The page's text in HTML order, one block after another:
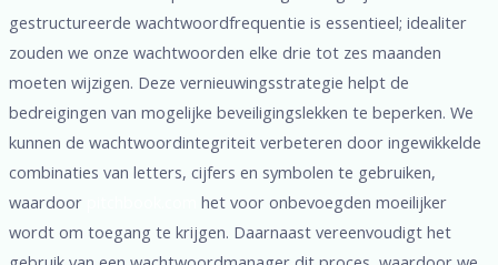
gestructureerde wachtwoordfrequentie is essentieel; idealiter
zouden we onze wachtwoorden elke drie tot zes maanden
moeten wijzigen. Deze vernieuwingsstrategie helpt de
bedreigingen van mogelijke beveiligingslekken te beperken. We
kunnen de wachtwoordintegriteit verbeteren door ingewikkelde
combinaties van letters, cijfers en symbolen te gebruiken,
waardoor
het voor onbevoegden moeilijker
wordt om toegang te krijgen. Daarnaast vereenvoudigt het